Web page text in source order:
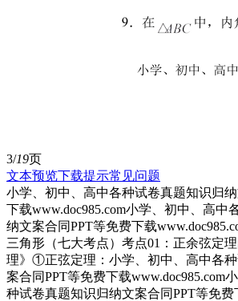
3/19页
文本预览下载提示常见问题
小学、初中、高中各种试卷真题知识归
下载www.doc985.com小学、初中、高中
纳文案合同PPT等免费下载
三角形（七大考点）考点01：正余弦定
理》①正弦定理：小学、初中、高中各
案合同PPT等免费下载www.doc985.com
种试卷真题知识归纳文案合同PPT等免费